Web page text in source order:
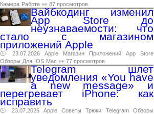
Камера Работе 👀 87 просмотров
Вайбкодинг изменил
App Store до
неузнаваемости: что
стало с магазином
приложений Apple
🕑 23.07.2026 Apple Магазин Приложений App
Store
Обзоры Для IOS Mac 👀 77 просмотров
Telegram шлет
уведомления «You have
a new message» и
перегревает iPhone: как
исправить
🕑 23.07.2026 Apple Советы Трюки Telegram
Обзоры